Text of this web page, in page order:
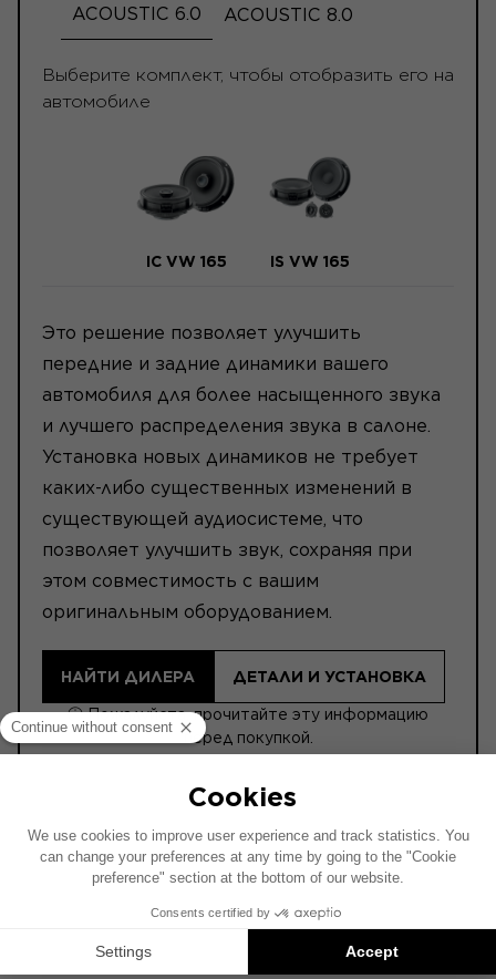
ACOUSTIC 6.0 ACOUSTIC 8.0
Выберите комплект, чтобы отобразить его на
автомобиле
IC VW 165 IS VW 165
Это решение позволяет улучшить
передние и задние динамики вашего
автомобиля для более насыщенного звука
и лучшего распределения звука в салоне.
Установка новых динамиков не требует
каких-либо существенных изменений в
существующей аудиосистеме, что
позволяет улучшить звук, сохраняя при
этом совместимость с вашим
оригинальным оборудованием.
НАЙТИ ДИЛЕРА ДЕТАЛИ И УСТАНОВКА
ⓘ Пожалуйста, прочитайте эту информацию
перед покупкой.
Схема установки составлена на основе
автомобиля с заводской аудиосистемой. Если
специальная опция Hi-Fi, расположение
элементов на схеме может отличаться.